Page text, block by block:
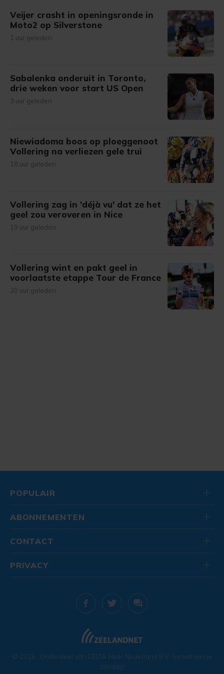
Veijer crasht in openingsronde in
Moto2 op Silverstone
1 uur geleden
Sabalenka onderuit in Toronto,
drie weken voor start US Open
3 uur geleden
Niewiadoma boos op ploeggenoot
Vollering na verliezen gele trui
18 uur geleden
Vollering zag in 'déjà vu' dat ze het
geel zou veroveren in Nice
19 uur geleden
Vollering wint en pakt geel in
voorlaatste etappe Tour de France
20 uur geleden
POPULAIR
ABONNEMENTEN
CONTACT
© 2026 . Onderdeel van DELTA Fiber Nederland B.V. Geniet van je
zondag!
PRIVACY